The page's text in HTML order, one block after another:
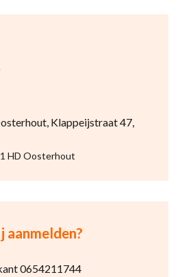
Klappeijstraat 47,
HD Oosterhout
aanmelden?
0654211744